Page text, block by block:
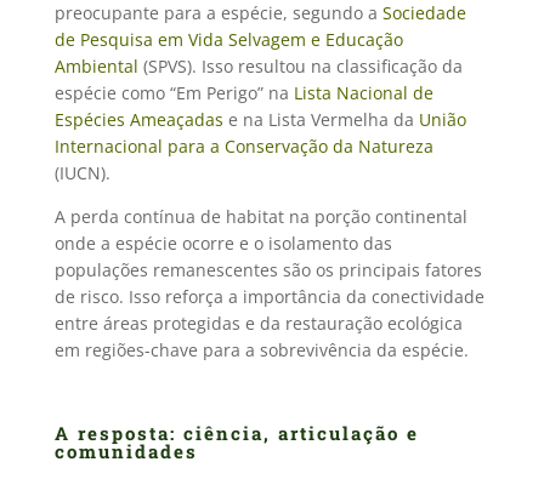
preocupante para a espécie, segundo a Sociedade
de Pesquisa em Vida Selvagem e Educação
Ambiental (SPVS). Isso resultou na classificação da
espécie como “Em Perigo” na Lista Nacional de
Espécies Ameaçadas e na Lista Vermelha da União
Internacional para a Conservação da Natureza
(IUCN).
A perda contínua de habitat na porção continental
onde a espécie ocorre e o isolamento das
populações remanescentes são os principais fatores
de risco. Isso reforça a importância da conectividade
entre áreas protegidas e da restauração ecológica
em regiões-chave para a sobrevivência da espécie.
A resposta: ciência, articulação e
comunidades